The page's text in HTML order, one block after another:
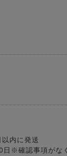
内に発送
日※確認事項がな